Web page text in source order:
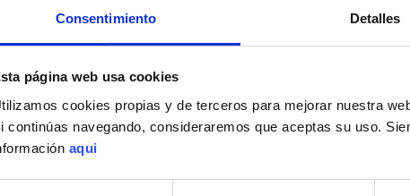
Consentimiento Detalles
página web usa cookies
cookies propias y de terceros para mejorar nuestra
continúas navegando, consideraremos que aceptas su uso.
aqui
de los festejos del Año Nuevo Chino, dedicado al
en la que se presentarán todas las actividades y
durante el festival. Los leones realizarán
un símbolo chino para despertar y atraer la
el nuevo año. Posteriormente, se ofrecerá una
chino y pastas de la suerte.